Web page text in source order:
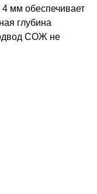
4 мм обеспечивает
глубина
СОЖ не